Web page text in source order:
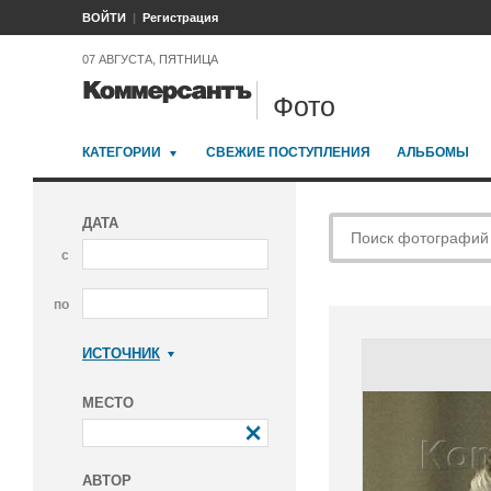
ВОЙТИ Регистрация
07 АВГУСТА, ПЯТНИЦА
Фото
КАТЕГОРИИ СВЕЖИЕ ПОСТУПЛЕНИЯ АЛЬБОМЫ
ДАТА
с
по
ИСТОЧНИК
МЕСТО
АВТОР